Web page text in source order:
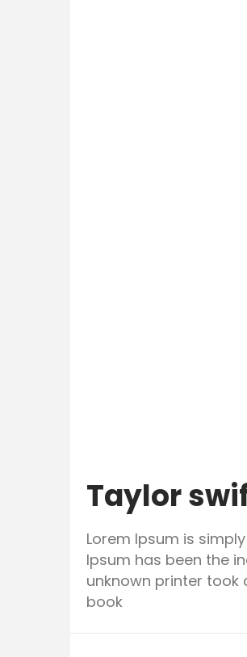
Taylor
Lorem Ipsum is
Ipsum has been the
unknown printer
book